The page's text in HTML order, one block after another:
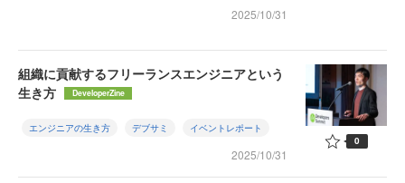
2025/10/31
組織に貢献するフリーランスエンジニアという
生き方
DeveloperZine
エンジニアの生き方 デブサミ イベントレポート
2025/10/31
0